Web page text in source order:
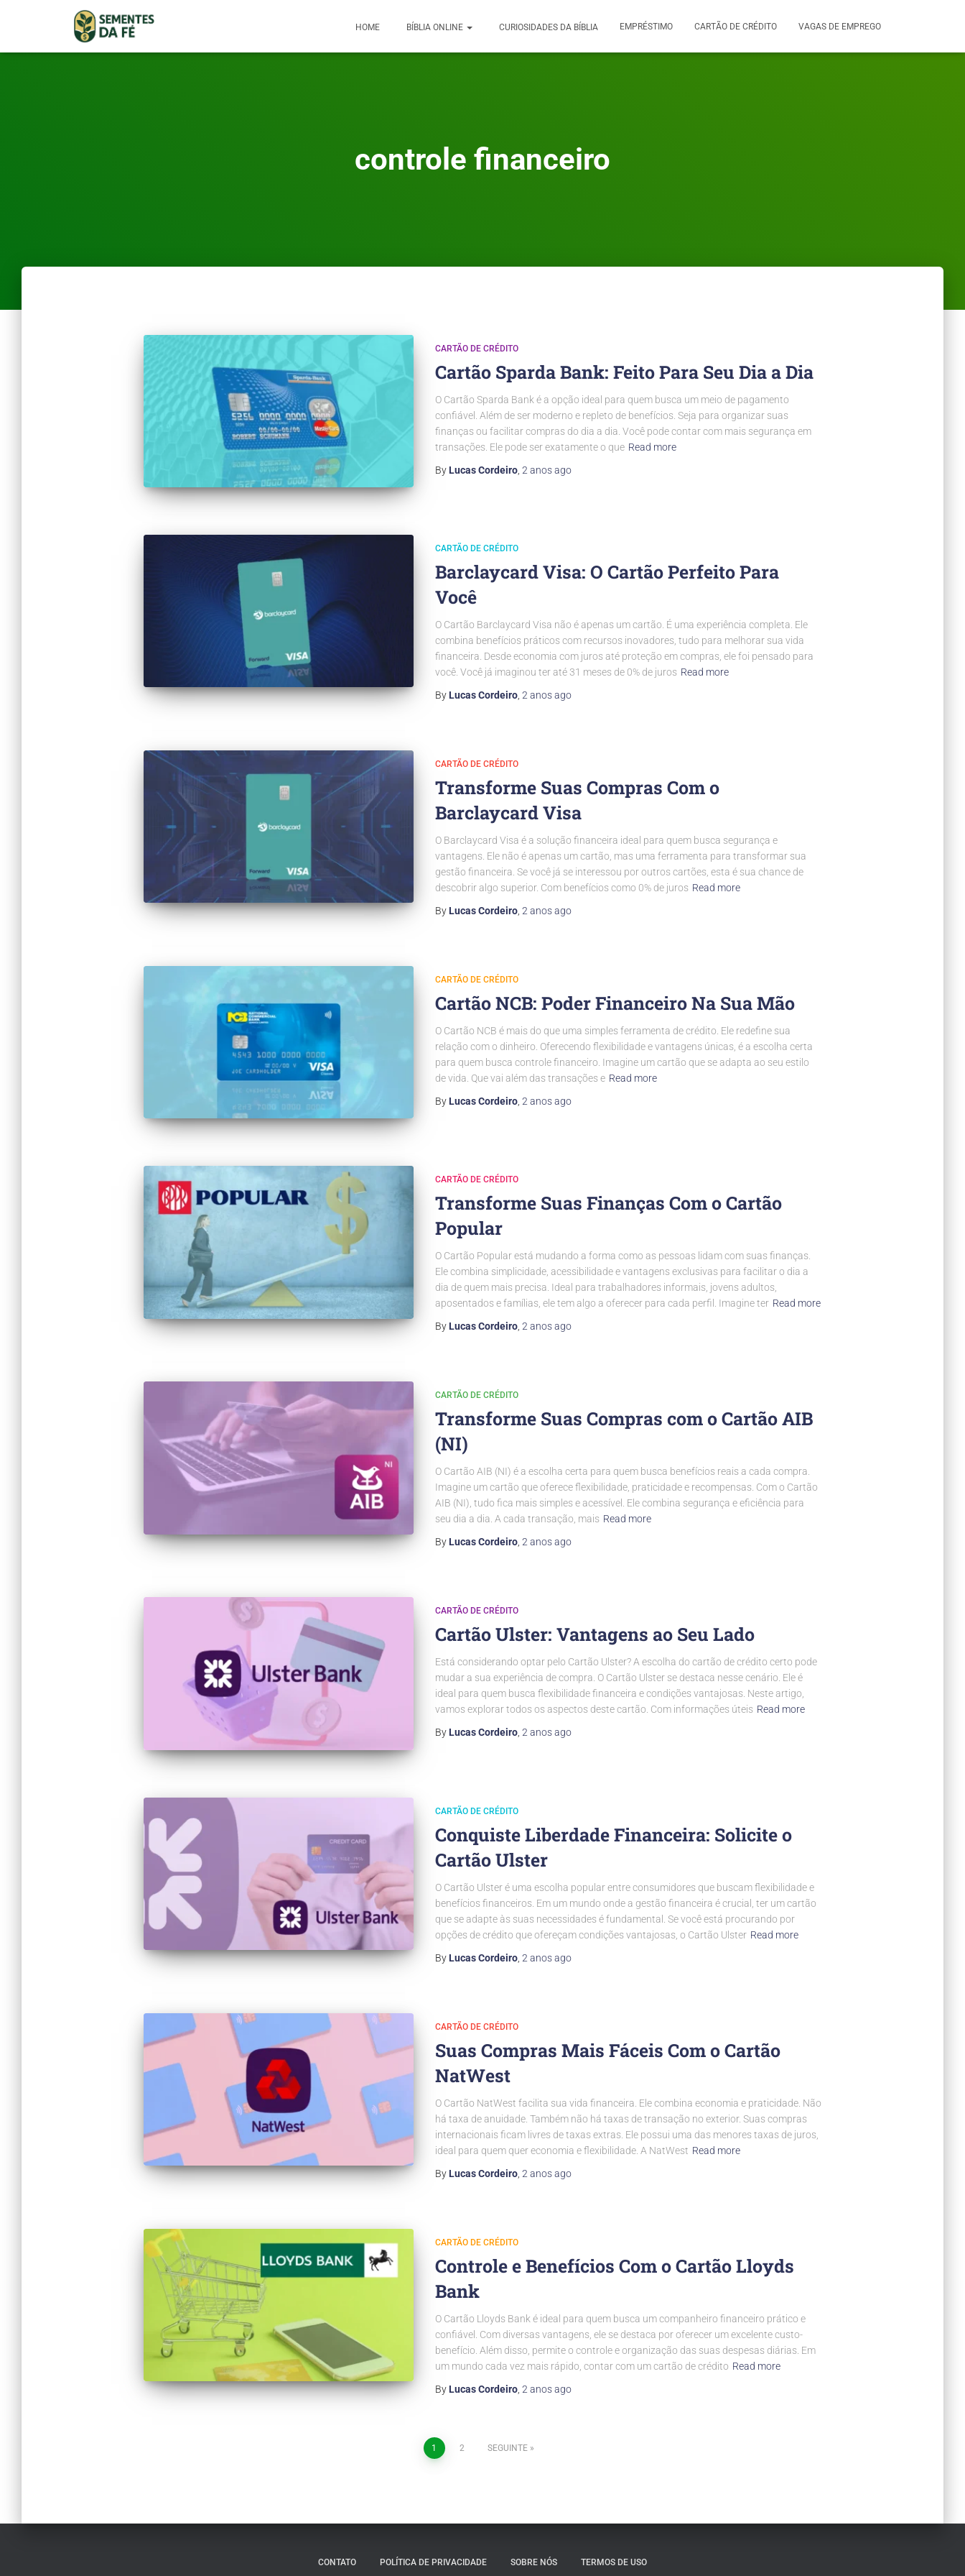
HOME BÍBLIA ONLINE CURIOSIDADES DA BÍBLIA EMPRÉSTIMO CARTÃO DE CRÉDITO VAGAS DE EMPREGO
controle financeiro
CARTÃO DE CRÉDITO
Cartão Sparda Bank: Feito Para Seu Dia a Dia
O Cartão Sparda Bank é a opção ideal para quem busca um meio de pagamento
confiável. Além de ser moderno e repleto de benefícios. Seja para organizar suas
finanças ou facilitar compras do dia a dia. Você pode contar com mais segurança em
transações. Ele pode ser exatamente o que Read more
By Lucas Cordeiro, 2 anosago
CARTÃO DE CRÉDITO
Barclaycard Visa: O Cartão Perfeito Para
Você
O Cartão Barclaycard Visa não é apenas um cartão. É uma experiência completa. Ele
combina benefícios práticos com recursos inovadores, tudo para melhorar sua vida
financeira. Desde economia com juros até proteção em compras, ele foi pensado para
você. Você já imaginou ter até 31 meses de 0% de juros Read more
By Lucas Cordeiro, 2 anosago
CARTÃO DE CRÉDITO
Transforme Suas Compras Com o
Barclaycard Visa
O Barclaycard Visa é a solução financeira ideal para quem busca segurança e
vantagens. Ele não é apenas um cartão, mas uma ferramenta para transformar sua
gestão financeira. Se você já se interessou por outros cartões, esta é sua chance de
descobrir algo superior. Com benefícios como 0% de juros Read more
By Lucas Cordeiro, 2 anosago
CARTÃO DE CRÉDITO
Cartão NCB: Poder Financeiro Na Sua Mão
O Cartão NCB é mais do que uma simples ferramenta de crédito. Ele redefine sua
relação com o dinheiro. Oferecendo flexibilidade e vantagens únicas, é a escolha certa
para quem busca controle financeiro. Imagine um cartão que se adapta ao seu estilo
de vida. Que vai além das transações e Read more
By Lucas Cordeiro, 2 anosago
CARTÃO DE CRÉDITO
Transforme Suas Finanças Com o Cartão
Popular
O Cartão Popular está mudando a forma como as pessoas lidam com suas finanças.
Ele combina simplicidade, acessibilidade e vantagens exclusivas para facilitar o dia a
dia de quem mais precisa. Ideal para trabalhadores informais, jovens adultos,
aposentados e famílias, ele tem algo a oferecer para cada perfil. Imagine ter Read more
By Lucas Cordeiro, 2 anosago
CARTÃO DE CRÉDITO
Transforme Suas Compras com o Cartão AIB
(NI)
O Cartão AIB (NI) é a escolha certa para quem busca benefícios reais a cada compra.
Imagine um cartão que oferece flexibilidade, praticidade e recompensas. Com o Cartão
AIB (NI), tudo fica mais simples e acessível. Ele combina segurança e eficiência para
seu dia a dia. A cada transação, mais Read more
By Lucas Cordeiro, 2 anosago
CARTÃO DE CRÉDITO
Cartão Ulster: Vantagens ao Seu Lado
Está considerando optar pelo Cartão Ulster? A escolha do cartão de crédito certo pode
mudar a sua experiência de compra. O Cartão Ulster se destaca nesse cenário. Ele é
ideal para quem busca flexibilidade financeira e condições vantajosas. Neste artigo,
vamos explorar todos os aspectos deste cartão. Com informações úteis Read more
By Lucas Cordeiro, 2 anosago
CARTÃO DE CRÉDITO
Conquiste Liberdade Financeira: Solicite o
Cartão Ulster
O Cartão Ulster é uma escolha popular entre consumidores que buscam flexibilidade e
benefícios financeiros. Em um mundo onde a gestão financeira é crucial, ter um cartão
que se adapte às suas necessidades é fundamental. Se você está procurando por
opções de crédito que ofereçam condições vantajosas, o Cartão Ulster Read more
By Lucas Cordeiro, 2 anosago
CARTÃO DE CRÉDITO
Suas Compras Mais Fáceis Com o Cartão
NatWest
O Cartão NatWest facilita sua vida financeira. Ele combina economia e praticidade. Não
há taxa de anuidade. Também não há taxas de transação no exterior. Suas compras
internacionais ficam livres de taxas extras. Ele possui uma das menores taxas de juros,
ideal para quem quer economia e flexibilidade. A NatWest Read more
By Lucas Cordeiro, 2 anosago
CARTÃO DE CRÉDITO
Controle e Benefícios Com o Cartão Lloyds
Bank
O Cartão Lloyds Bank é ideal para quem busca um companheiro financeiro prático e
confiável. Com diversas vantagens, ele se destaca por oferecer um excelente custo-
benefício. Além disso, permite o controle e organização das suas despesas diárias. Em
um mundo cada vez mais rápido, contar com um cartão de crédito Read more
By Lucas Cordeiro, 2 anosago
1 2 SEGUINTE
CONTATO POLÍTICA DE PRIVACIDADE SOBRE NÓS TERMOS DE USO